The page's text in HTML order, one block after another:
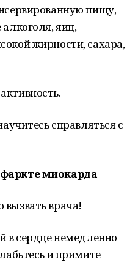
пищу,
яиц,
жирности, сахара,
справляться с
миокарда
врача!
в сердце немедленно
и примите